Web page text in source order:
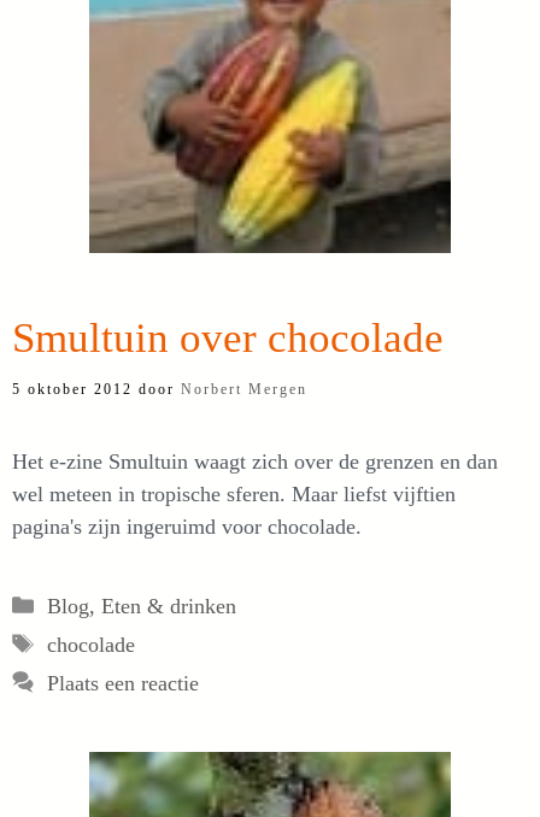
Smultuin over chocolade
5 oktober 2012 door Norbert Mergen
Het e-zine Smultuin waagt zich over de grenzen en dan
wel meteen in tropische sferen. Maar liefst vijftien
pagina's zijn ingeruimd voor chocolade.
Categorieën
Blog, Eten & drinken
Tags
chocolade
Plaats een reactie